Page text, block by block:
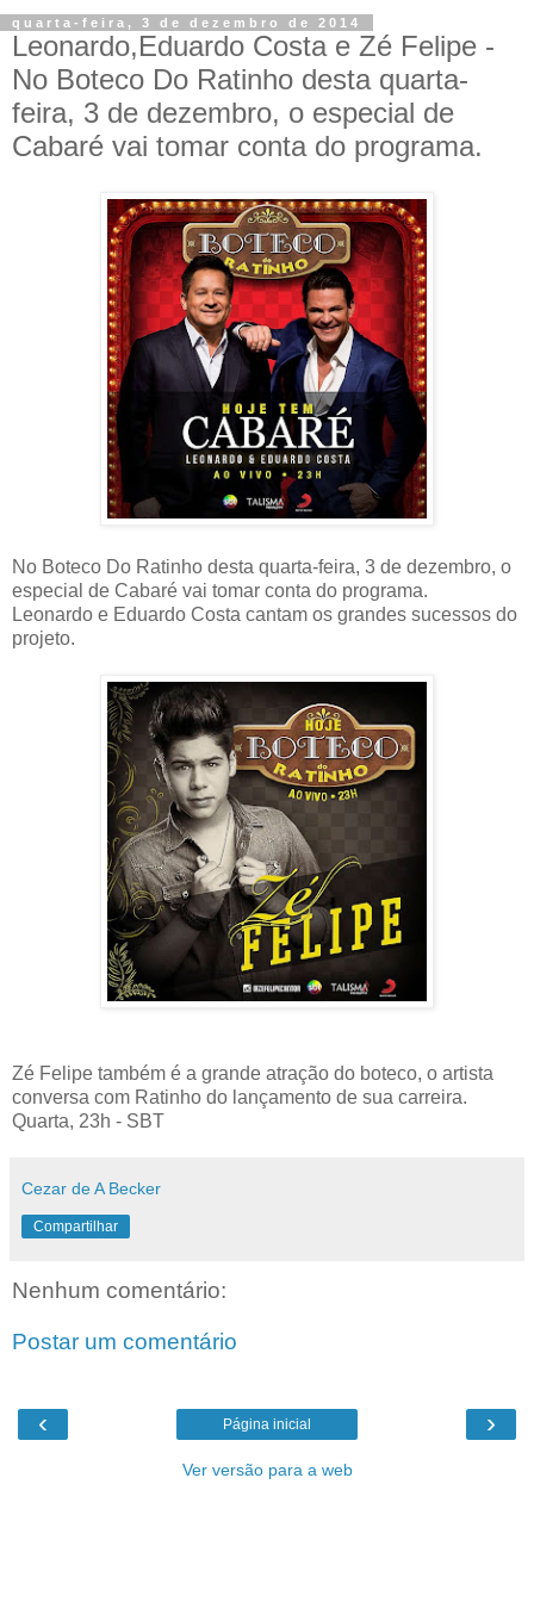
quarta-feira, 3 de dezembro de 2014
Leonardo,Eduardo Costa e Zé Felipe -
No Boteco Do Ratinho desta quarta-
feira, 3 de dezembro, o especial de
Cabaré vai tomar conta do programa.
No Boteco Do Ratinho desta quarta-feira, 3 de dezembro, o
especial de Cabaré vai tomar conta do programa.
Leonardo e Eduardo Costa cantam os grandes sucessos do
projeto.
Zé Felipe também é a grande atração do boteco, o artista
conversa com Ratinho do lançamento de sua carreira.
Quarta, 23h - SBT
Cezar de A Becker
Compartilhar
Nenhum comentário:
Postar um comentário
‹ ›
Página inicial
Ver versão para a web